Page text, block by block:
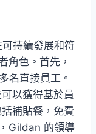
持續發展和符
角色。首先，
名直接員工。
以獲得基於員
補貼餐，免費
Gildan 的領導